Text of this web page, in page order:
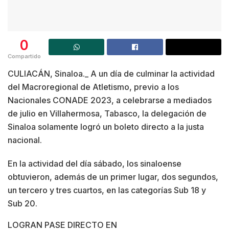
0
Compartido
CULIACÁN, Sinaloa._ A un día de culminar la actividad
del Macroregional de Atletismo, previo a los
Nacionales CONADE 2023, a celebrarse a mediados
de julio en Villahermosa, Tabasco, la delegación de
Sinaloa solamente logró un boleto directo a la justa
nacional.
En la actividad del día sábado, los sinaloense
obtuvieron, además de un primer lugar, dos segundos,
un tercero y tres cuartos, en las categorías Sub 18 y
Sub 20.
LOGRAN PASE DIRECTO EN